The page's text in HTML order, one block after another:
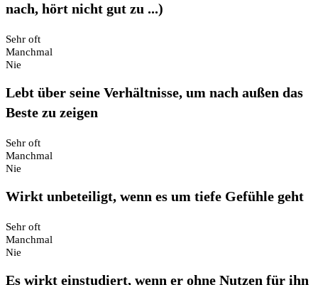
nach, hört nicht gut zu ...)
Sehr oft
Manchmal
Nie
Lebt über seine Verhältnisse, um nach außen das
Beste zu zeigen
Sehr oft
Manchmal
Nie
Wirkt unbeteiligt, wenn es um tiefe Gefühle geht
Sehr oft
Manchmal
Nie
Es wirkt einstudiert, wenn er ohne Nutzen für ihn